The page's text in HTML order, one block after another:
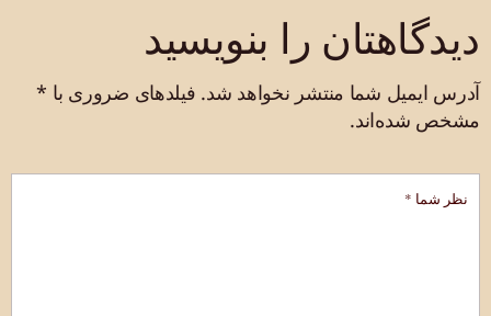
دیدگاهتان را بنویسید
آدرس ایمیل شما منتشر نخواهد شد. فیلدهای ضروری با *
مشخص شده‌اند.